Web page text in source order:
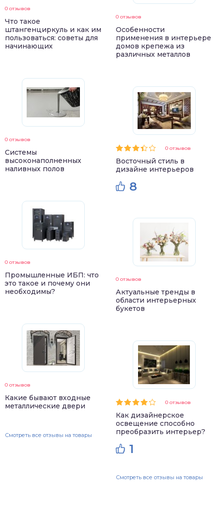
0 отзывов
Что такое
штангенциркуль и как им
пользоваться: советы для
начинающих
0 отзывов
Системы
высоконаполненных
наливных полов
0 отзывов
Промышленные ИБП: что
это такое и почему они
необходимы?
0 отзывов
Какие бывают входные
металлические двери
Смотреть все отзывы на товары
0 отзывов
Особенности
применения в интерьере
домов крепежа из
различных металлов
0 отзывов
Восточный стиль в
дизайне интерьеров
8
0 отзывов
Актуальные тренды в
области интерьерных
букетов
0 отзывов
Как дизайнерское
освещение способно
преобразить интерьер?
1
Смотреть все отзывы на товары